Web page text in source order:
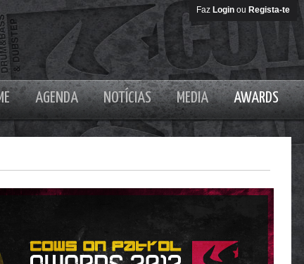
Faz Login ou Regista-te
AGENDA NOTÍCIAS MEDIA AWARDS